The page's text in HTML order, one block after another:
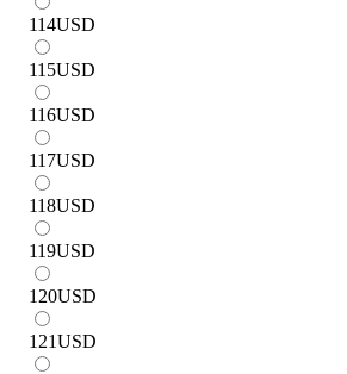
114USD
115USD
116USD
117USD
118USD
119USD
120USD
121USD